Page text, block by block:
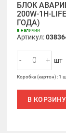
БЛОК
200W-1H-
ГОДА)
в наличии
Артикул:
- + шт
Коробка (картон) : 1
В КОРЗИНУ